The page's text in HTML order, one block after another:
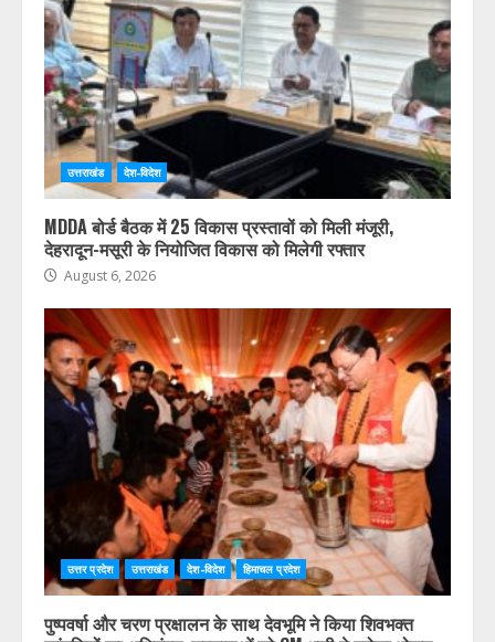
उत्तराखंड देश-विदेश
MDDA बोर्ड बैठक में 25 विकास प्रस्तावों को मिली मंजूरी,
देहरादून-मसूरी के नियोजित विकास को मिलेगी रफ्तार
August 6, 2026
उत्तर प्रदेश उत्तराखंड देश-विदेश हिमाचल प्रदेश
पुष्पवर्षा और चरण प्रक्षालन के साथ देवभूमि ने किया शिवभक्त